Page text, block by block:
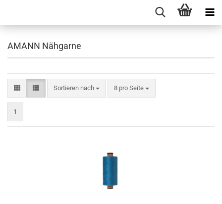
AMANN Nähgarne
Sortieren nach 8 pro Seite
1